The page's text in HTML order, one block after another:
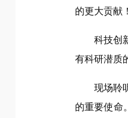
的更大贡献
科技创
有科研潜质
现场聆
的重要使命